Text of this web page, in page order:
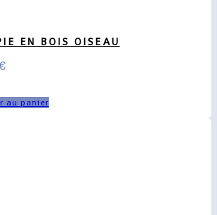
EN BOIS OISEAU
au panier